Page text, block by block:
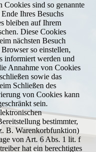
Cookies sind so genannte
Ihres Besuchs
bleiben auf Ihrem
Diese Cookies
nächsten Besuch
so einstellen,
informiert werden und
Annahme von Cookies
sowie das
Schließen des
von Cookies kann
sein.
bestimmter,
B. Warenkorbfunktion)
von Art. 6 Abs. 1 lit. f
hat ein berechtigtes